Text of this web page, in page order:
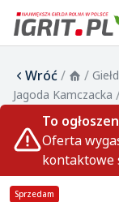
Wróć/ /
Jagoda Kamczacka
To
Oferta
kontaktowe
Sprzedam